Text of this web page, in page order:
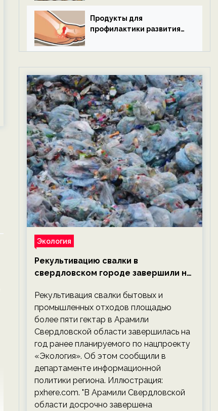
Продукты для
профилактики развития
Экология
Рекультивацию свалки в
свердловском городе завершили на
новости экологии на ECOportal
Рекультивация свалки бытовых и
промышленных отходов площадью
более пяти гектар в Арамили
Свердловской области завершилась на
год ранее планируемого по нацпроекту
«Экология». Об этом сообщили в
департаменте информационной
политики региона. Иллюстрация:
pxhere.com. "В Арамили Свердловской
области досрочно завершена